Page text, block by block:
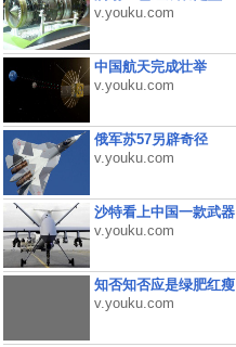
v.youku.com
中国航天完成壮举
v.youku.com
俄军苏57另辟奇径
v.youku.com
沙特看上中国一款武器
v.youku.com
知否知否应是绿肥红瘦
v.youku.com